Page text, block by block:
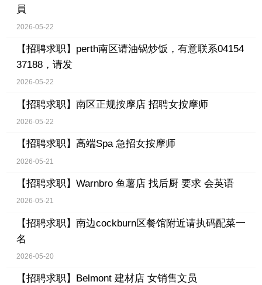
員
2026-05-22
【招聘求职】 perth南区请油锅炒饭，有意联系04154
37188，请发
2026-05-22
【招聘求职】 南区正规按摩店 招聘女按摩师
2026-05-22
【招聘求职】 高端Spa 急招女按摩师
2026-05-21
【招聘求职】 Warnbro 鱼薯店 找后厨 要求 会英语
2026-05-21
【招聘求职】 南边cockburn区餐馆附近请执码配菜一
名
2026-05-20
【招聘求职】 Belmont 建材店 女销售文员